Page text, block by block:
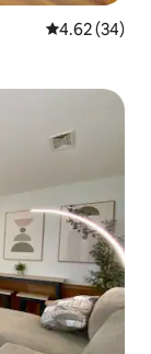
平均评分
4.62 (34)